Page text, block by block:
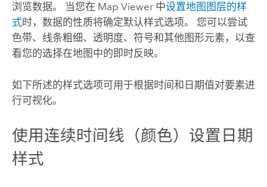
浏览数据。 当您在 Map Viewer中设置地图图层的样
式时，数据的性质将确定默认样式选项。 您可以尝试
色带、线条粗细、透明度、符号和其他图形元素，以查
看您的选择在地图中的即时反映。
如下所述的样式选项可用于根据时间和日期值对要素进
行可视化。
使用连续时间线（颜色）设置日期
样式